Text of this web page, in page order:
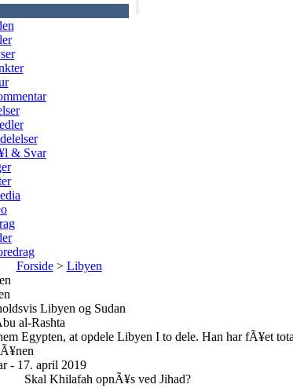
& Svar
Forside> Libyen
Libyen og Sudan
al-Rashta
Egypten, at opdele Libyen I to dele. Han har fÃ¥et
- 17. april 2019
Skal Khilafah opnÃ¥s ved Jihad?